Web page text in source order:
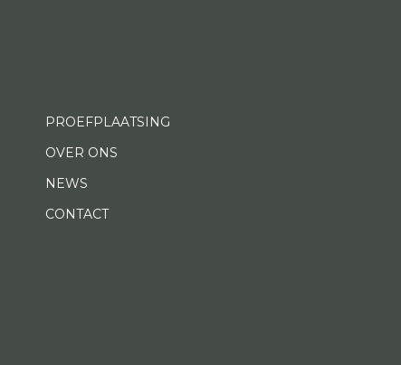
PROEFPLAATSING
OVER ONS
NEWS
CONTACT